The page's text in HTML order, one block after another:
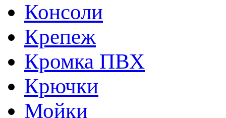
Консоли
Крепеж
Кромка ПВХ
Крючки
Мойки